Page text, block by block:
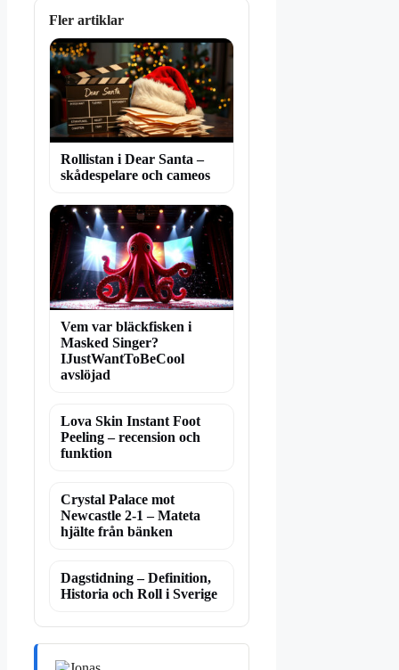
Fler artiklar
Rollistan i Dear Santa –
skådespelare och cameos
Vem var bläckfisken i
Masked Singer?
IJustWantToBeCool
avslöjad
Lova Skin Instant Foot
Peeling – recension och
funktion
Crystal Palace mot
Newcastle 2-1 – Mateta
hjälte från bänken
Dagstidning – Definition,
Historia och Roll i Sverige